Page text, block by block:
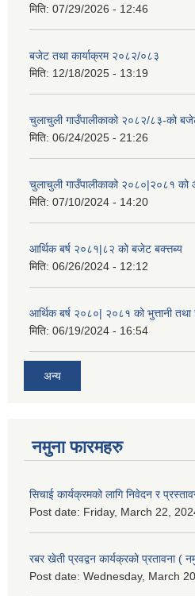
मिति: 07/29/2026 - 12:46
बजेट तथा कार्याक्रम २०८२/०८३
मिति: 12/18/2025 - 13:19
चुलाचुली गाउँपालीकाको २०८२/८३-को
मिति: 06/24/2025 - 21:26
चुलाचुली गाउँपालीकाको २०८०|२०८१ को
मिति: 07/10/2024 - 14:20
आर्थिक बर्ष २०८१|८२ को बजेट बक्त्तब्य
मिति: 06/26/2024 - 12:12
आर्थिक बर्ष २०८०| २०८१ को भुत्तानी तथा
मिति: 06/19/2024 - 16:54
अन्य
नमुना फारमहरु
सिचाई कार्यक्रमको लागि निवेदन र
Post date: Friday, March 22,
रबर खेती प्रवद्वन कार्यक्रको प्रतावना (
Post date: Wednesday, March